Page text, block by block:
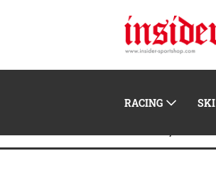
RACING SKI